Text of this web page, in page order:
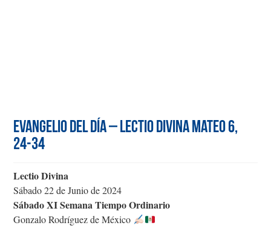
Evangelio del día – Lectio Divina Mateo 6,
24-34
Lectio Divina
Sábado 22 de Junio de 2024
Sábado XI Semana Tiempo Ordinario
Gonzalo Rodríguez de México